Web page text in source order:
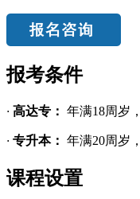
报考条件
· 高达专： 年满18周岁
· 专升本： 年满20周岁
课程设置